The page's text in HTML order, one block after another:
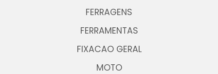
FERRAGENS
FERRAMENTAS
FIXACAO GERAL
MOTO